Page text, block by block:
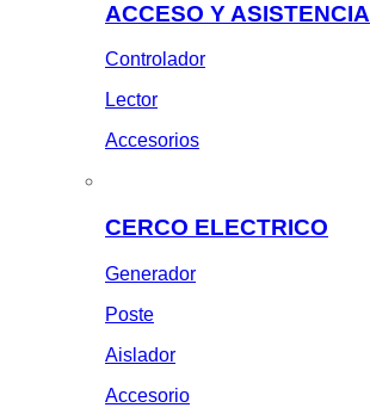
ACCESO Y ASISTENCIA
Controlador
Lector
Accesorios
CERCO ELECTRICO
Generador
Poste
Aislador
Accesorio